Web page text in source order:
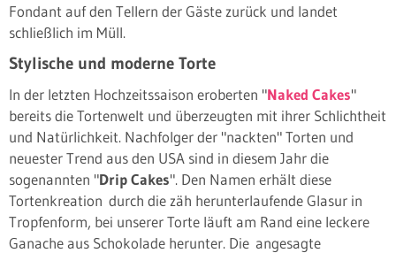
Fondant auf den Tellern der Gäste zurück und landet
schließlich im Müll.
Stylische und moderne Torte
In der letzten Hochzeitssaison eroberten "Naked Cakes"
bereits die Tortenwelt und überzeugten mit ihrer Schlichtheit
und Natürlichkeit. Nachfolger der "nackten" Torten und
neuester Trend aus den USA sind in diesem Jahr die
sogenannten "Drip Cakes". Den Namen erhält diese
Tortenkreation durch die zäh herunterlaufende Glasur in
Tropfenform, bei unserer Torte läuft am Rand eine leckere
Ganache aus Schokolade herunter. Die angesagte